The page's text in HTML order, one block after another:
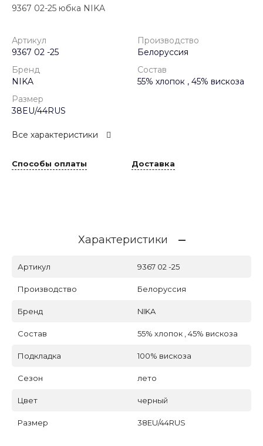
9367 02-25 юбка NIKA
Артикул
9367 02 -25
Производство
Белоруссия
Бренд
NIKA
Состав
55% хлопок , 45% вискоза
Размер
38EU/44RUS
Все характеристики
Способы оплаты Доставка
Характеристики
Артикул 9367 02 -25
Производство Белоруссия
Бренд NIKA
Состав 55% хлопок , 45% вискоза
Подкладка 100% вискоза
Сезон лето
Цвет черный
Размер 38EU/44RUS